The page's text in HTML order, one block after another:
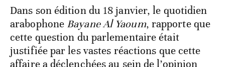
Dans son édition du 18 janvier, le quotidien
arabophone Bayane Al Yaoum, rapporte que
cette question du parlementaire était
justifiée par les vastes réactions que cette
affaire a déclenchées au sein de l’opinion